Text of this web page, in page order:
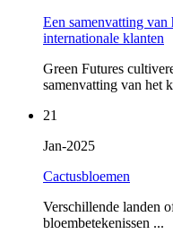
Een samenvatting
internationale klanten
Green Futures
samenvatting van het
21
Jan-2025
Cactusbloemen
Verschillende landen
bloembetekenissen ...